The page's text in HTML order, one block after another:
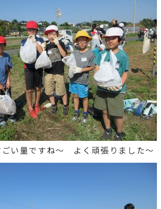
い量ですね～ よく頑張りました～